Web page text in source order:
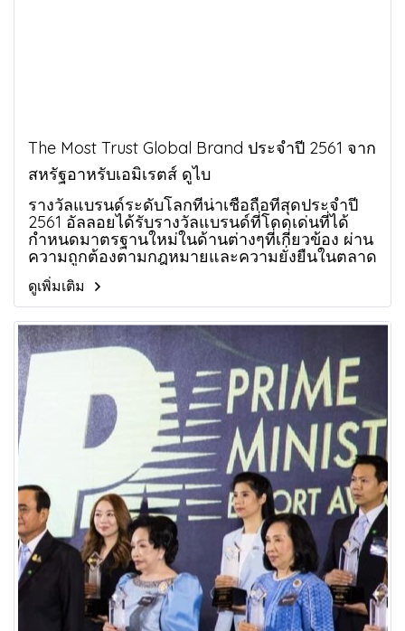
The Most Trust Global Brand ประจำปี 2561 จาก
สหรัฐอาหรับเอมิเรตส์ ดูไบ
รางวัลแบรนด์ระดับโลกที่น่าเชื่อถือที่สุดประจำปี
2561 อัลลอยได้รับรางวัลแบรนด์ที่โดดเด่นที่ได้
กำหนดมาตรฐานใหม่ในด้านต่างๆที่เกี่ยวข้อง ผ่าน
ความถูกต้องตามกฎหมายและความยั่งยืนในตลาด
เอเชีย
ดูเพิ่มเติม